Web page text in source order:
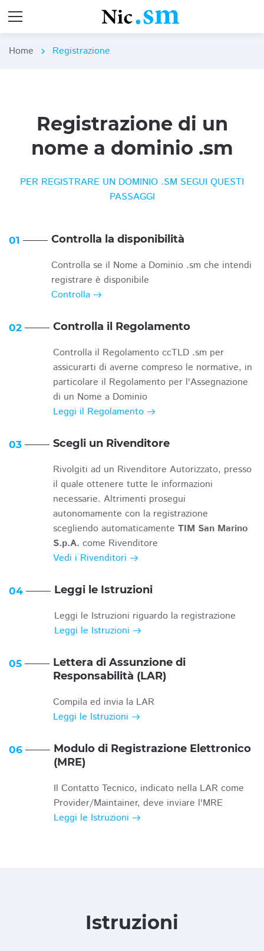
Home chevron_right Registrazione
Registrazione di un
nome a dominio .sm
PER REGISTRARE UN DOMINIO .SM SEGUI QUESTI
PASSAGGI
01 Controlla la disponibilità
Controlla se il Nome a Dominio .sm che intendi
registrare è disponibile
Controlla
02 Controlla il Regolamento
Controlla il Regolamento ccTLD .sm per
assicurarti di averne compreso le normative, in
particolare il Regolamento per l'Assegnazione
di un Nome a Dominio
Leggi il Regolamento
03 Scegli un Rivenditore
Rivolgiti ad un Rivenditore Autorizzato, presso
il quale ottenere tutte le informazioni
necessarie. Altrimenti prosegui
autonomamente con la registrazione
scegliendo automaticamente TIM San Marino
S.p.A. come Rivenditore
Vedi i Rivenditori
04 Leggi le Istruzioni
Leggi le Istruzioni riguardo la registrazione
Leggi le Istruzioni
05
Lettera di Assunzione di
Responsabilità (LAR)
Compila ed invia la LAR
Leggi le Istruzioni
06
Modulo di Registrazione Elettronico
(MRE)
Il Contatto Tecnico, indicato nella LAR come
Provider/Maintainer, deve inviare l'MRE
Leggi le Istruzioni
Istruzioni